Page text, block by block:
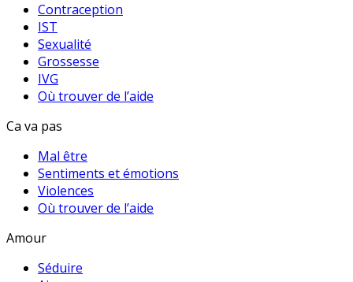
Contraception
IST
Sexualité
Grossesse
IVG
Où trouver de l’aide
Ca va pas
Mal être
Sentiments et émotions
Violences
Où trouver de l’aide
Amour
Séduire